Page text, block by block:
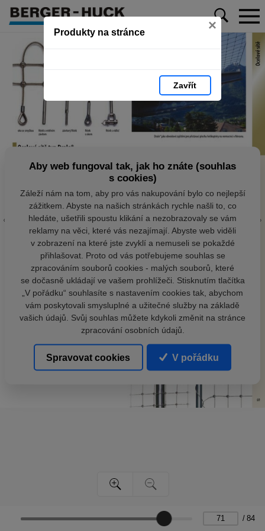
Produkty na stránce ×
Zavřít
/ 84
Aby web fungoval tak, jak ho znáte (souhlas
s cookies)
Záleží nám na tom, aby pro vás nakupování bylo co nejlepší
zážitkem. Abyste na našich stránkách rychle našli to, co
hledáte, ušetřili spoustu klikání a nezobrazovaly se vám
reklamy na věci, které vás nezajímají. Abyste web viděli
v zobrazení na které jste zvyklí a nemuseli se pokaždé
přihlašovat. Proto od vás potřebujeme souhlas se
zpracováním souborů cookies - malých souborů, které
se dočasně ukládají ve vašem prohlížeči. Stisknutím tlačítka
„V pořádku“ souhlasíte s nastavením cookies tak, abychom
vám poskytovali smysluplné a užitečné služby na základě
vašich údajů. Svůj souhlas můžete kdykoli změnit na stránce
zpracování osobních údajů.
Spravovat cookies V pořádku